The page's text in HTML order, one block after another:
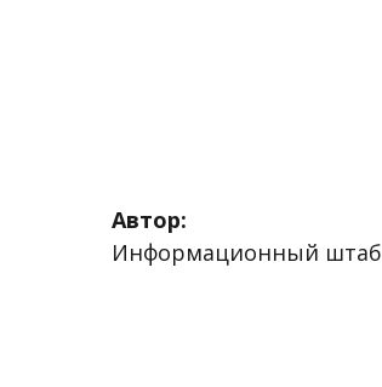
Автор:
Информационный штаб